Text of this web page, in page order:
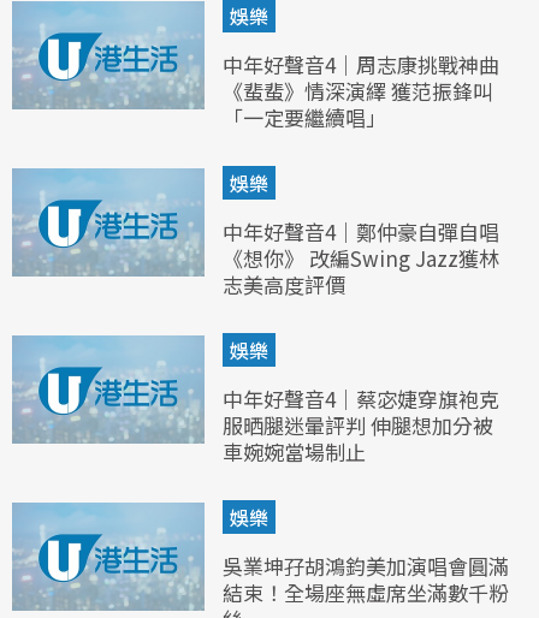
娛樂
中年好聲音4｜周志康挑戰神曲
《蜚蜚》情深演繹 獲范振鋒叫
「一定要繼續唱」
娛樂
中年好聲音4｜鄭仲豪自彈自唱
《想你》 改編Swing Jazz獲林
志美高度評價
娛樂
中年好聲音4｜蔡宓婕穿旗袍克
服晒腿迷暈評判 伸腿想加分被
車婉婉當場制止
娛樂
吳業坤孖胡鴻鈞美加演唱會圓滿
結束！全場座無虛席坐滿數千粉